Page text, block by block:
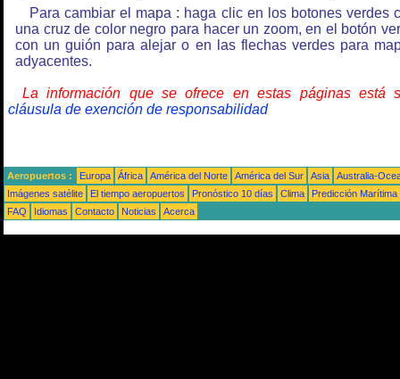
Para cambiar el mapa : haga clic en los botones verdes
una cruz de color negro para hacer un zoom, en el botón
con un guión para alejar o en las flechas verdes para
adyacentes.
La información que se ofrece en estas páginas está
cláusula de exención de responsabilidad
Aeropuertos : Europa África América del Norte América del Sur Asia
Australia-
Imágenes satélite
El tiempo aeropuertos Pronóstico 10 días Clima
Predicción Marítima
FAQ
Idiomas Contacto Noticias Acerca